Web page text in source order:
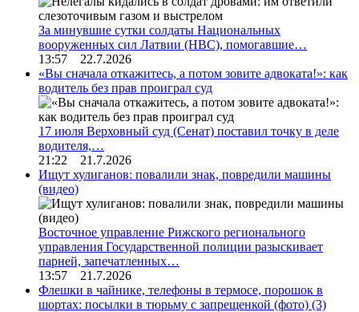
За минувшие сутки солдаты Национальных
вооруженных сил Латвии (НВС), помогавшие…
13:57 22.7.2026
«Вы сначала откажитесь, а потом зовите адвоката!»: как
водитель без прав проиграл суд
17 июля Верховный суд (Сенат) поставил точку в деле
водителя,…
21:22 21.7.2026
Ищут хулиганов: повалили знак, повредили машины
(видео)
Восточное управление Рижского регионального
управления Государственной полиции разыскивает
парней, запечатленных…
13:57 21.7.2026
Флешки в чайнике, телефоны в термосе, порошок в
шортах: посылки в тюрьму с запрещенкой (фото) (3)